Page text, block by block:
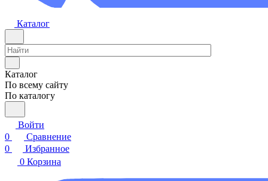
Каталог
Каталог
По всему сайту
По каталогу
Войти
0
Сравнение
0
Избранное
0 Корзина